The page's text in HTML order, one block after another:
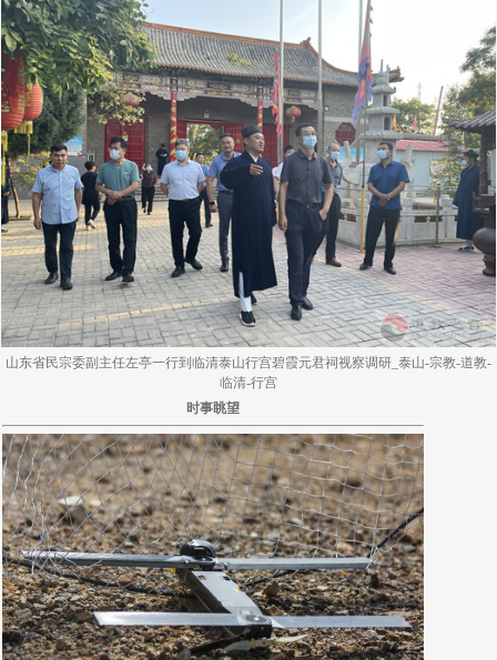
山东省民宗委副主任左亭一行到临清泰山行宫碧霞元君祠视察调研_泰山-宗教-道教-
临清-行宫
时事眺望